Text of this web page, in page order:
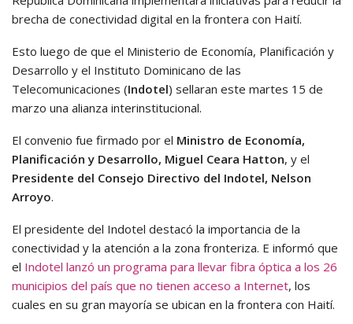
brecha de conectividad digital en la frontera con Haití.
Esto luego de que el Ministerio de Economía, Planificación y
Desarrollo y el Instituto Dominicano de las
Telecomunicaciones (Indotel) sellaran este martes 15 de
marzo una alianza interinstitucional.
El convenio fue firmado por el Ministro de Economía,
Planificación y Desarrollo, Miguel Ceara Hatton, y el
Presidente del Consejo Directivo del Indotel, Nelson
Arroyo.
El presidente del Indotel destacó la importancia de la
conectividad y la atención a la zona fronteriza. E informó que
el Indotel lanzó un programa para llevar fibra óptica a los 26
municipios del país que no tienen acceso a Internet, los
cuales en su gran mayoría se ubican en la frontera con Haití.